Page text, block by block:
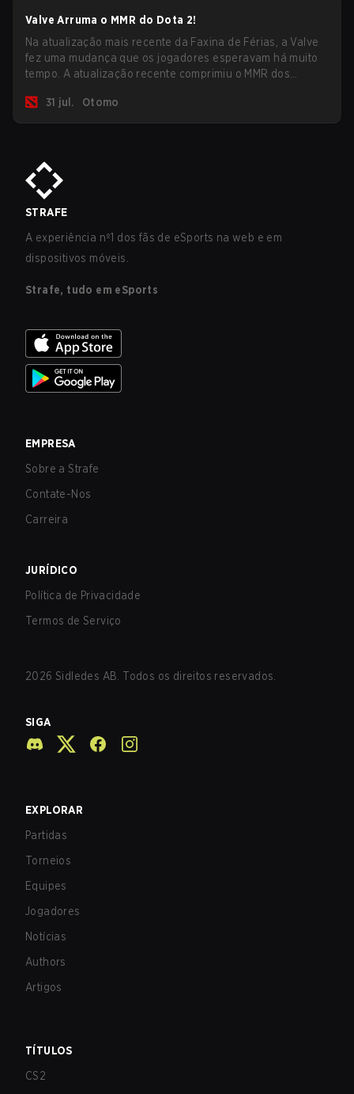
Valve Arruma o MMR do Dota 2!
Na atualização mais recente da Faxina de Férias, a Valve
fez uma mudança que os jogadores esperavam há muito
tempo. A atualização recente comprimiu o MMR dos
31 jul.
Otomo
STRAFE
A experiência nº1 dos fãs de eSports na web e em
dispositivos móveis.
Strafe, tudo em eSports
EMPRESA
Sobre a Strafe
Contate-Nos
Carreira
JURÍDICO
Política de Privacidade
Termos de Serviço
2026 Sidledes AB. Todos os direitos reservados.
SIGA
EXPLORAR
Partidas
Torneios
Equipes
Jogadores
Notícias
Authors
Artigos
TÍTULOS
CS2